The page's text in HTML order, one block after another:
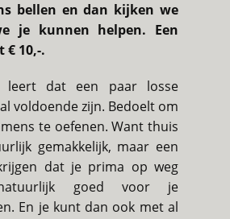
bellen en dan kijken we
je kunnen helpen. Een
€ 10,-.
leert dat een paar losse
voldoende zijn. Bedoelt om
te oefenen. Want thuis
gemakkelijk, maar een
dat je prima op weg
goed voor je
En je kunt dan ook met al